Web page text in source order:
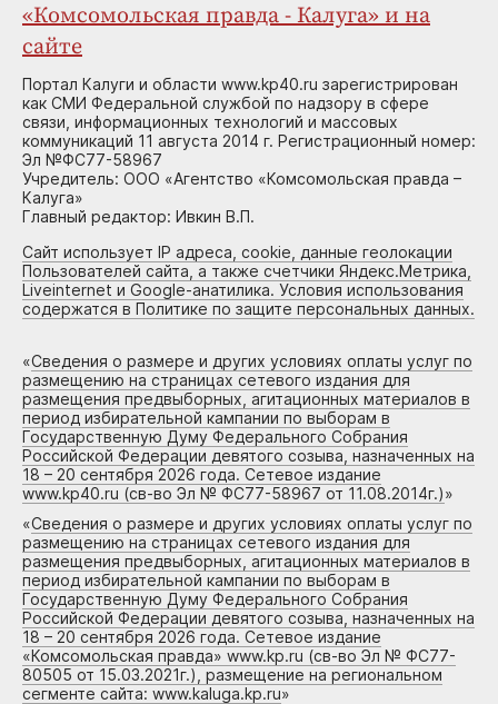
«Комсомольская правда - Калуга» и на
сайте
Портал Калуги и области www.kp40.ru зарегистрирован
как СМИ Федеральной службой по надзору в сфере
связи, информационных технологий и массовых
коммуникаций 11 августа 2014 г. Регистрационный номер:
Эл №ФС77-58967
Учредитель: ООО «Агентство «Комсомольская правда –
Калуга»
Главный редактор: Ивкин В.П.
Сайт использует IP адреса, cookie, данные геолокации
Пользователей сайта, а также счетчики Яндекс.Метрика,
Liveinternet и Google-анатилика. Условия использования
содержатся в Политике по защите персональных данных.
«Сведения о размере и других условиях оплаты услуг по
размещению на страницах сетевого издания для
размещения предвыборных, агитационных материалов в
период избирательной кампании по выборам в
Государственную Думу Федерального Собрания
Российской Федерации девятого созыва, назначенных на
18 – 20 сентября 2026 года. Сетевое издание
www.kp40.ru (св-во Эл № ФС77-58967 от 11.08.2014г.)»
«Сведения о размере и других условиях оплаты услуг по
размещению на страницах сетевого издания для
размещения предвыборных, агитационных материалов в
период избирательной кампании по выборам в
Государственную Думу Федерального Собрания
Российской Федерации девятого созыва, назначенных на
18 – 20 сентября 2026 года. Сетевое издание
«Комсомольская правда» www.kp.ru (св-во Эл № ФС77-
80505 от 15.03.2021г.), размещение на региональном
сегменте сайта: www.kaluga.kp.ru»